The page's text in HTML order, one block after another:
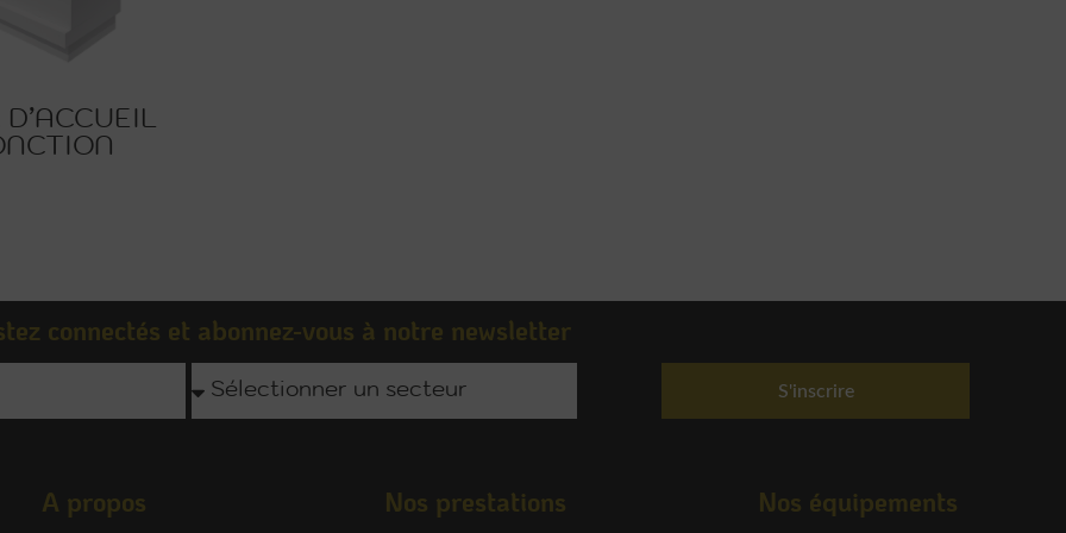
connectés et abonnez-vous à notre newsletter
S'inscrire
A propos Nos prestations Nos équipements